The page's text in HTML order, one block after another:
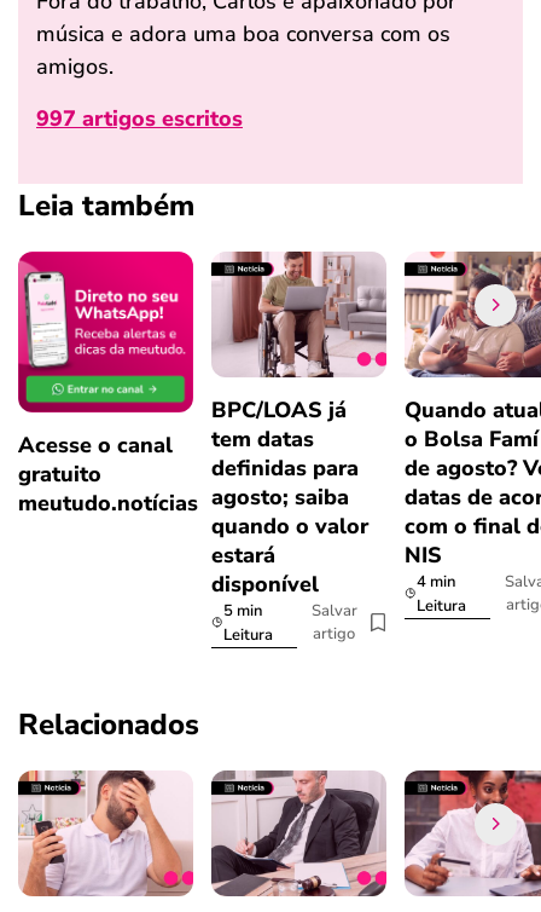
música e adora uma boa conversa com os
amigos.
997 artigos escritos
Leia também
Acesse o canal
gratuito
meutudo.notícias
BPC/LOAS já
tem datas
definidas para
agosto; saiba
quando o valor
estará
disponível
5 min
Leitura
Salvar
artigo
Quando
o Bolsa
de agosto?
datas de
com o final
NIS
4 min
Leitura
Relacionados